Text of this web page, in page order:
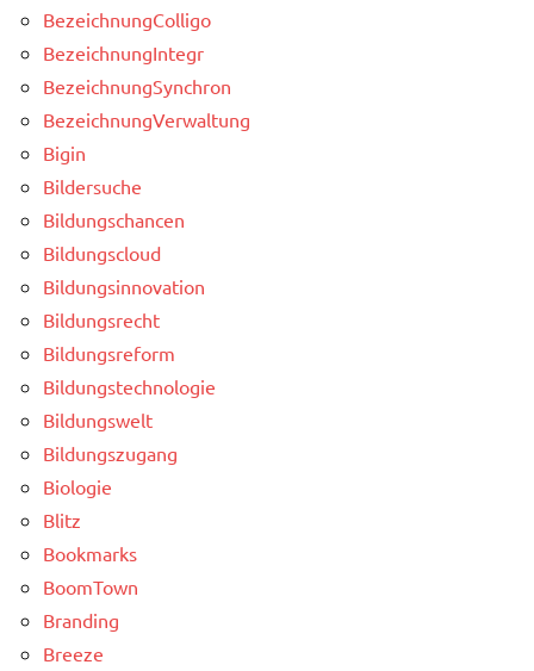
BezeichnungColligo
BezeichnungIntegr
BezeichnungSynchron
BezeichnungVerwaltung
Bigin
Bildersuche
Bildungschancen
Bildungscloud
Bildungsinnovation
Bildungsrecht
Bildungsreform
Bildungstechnologie
Bildungswelt
Bildungszugang
Biologie
Blitz
Bookmarks
BoomTown
Branding
Breeze